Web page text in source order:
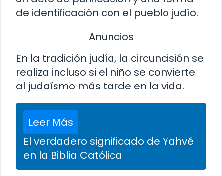
de identificación con el pueblo judío.
Anuncios
En la tradición judía, la circuncisión se
realiza incluso si el niño se convierte
al judaísmo más tarde en la vida.
Leer Más
El verdadero significado de Yahvé
en la Biblia Católica